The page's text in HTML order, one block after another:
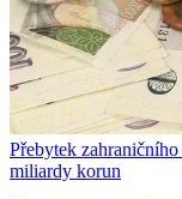
Přebytek
miliardy korun